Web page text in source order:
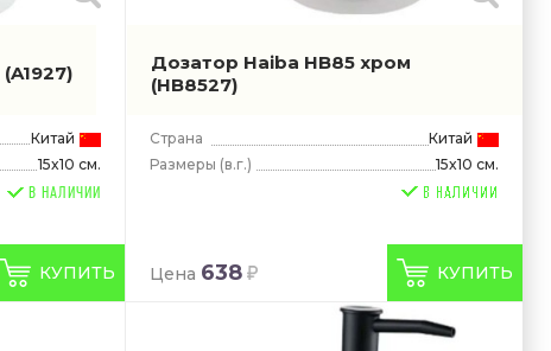
(A1927)
Китай
15x10 см.
В НАЛИЧИИ
КУПИТЬ
Дозатор Haiba HB85 хром
(HB8527)
Страна
Китай
Размеры (в.г.) 15x10 см.
Цена 638 КУПИТЬ